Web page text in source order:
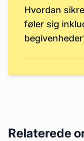
Hvordan
føler sig
Relaterede